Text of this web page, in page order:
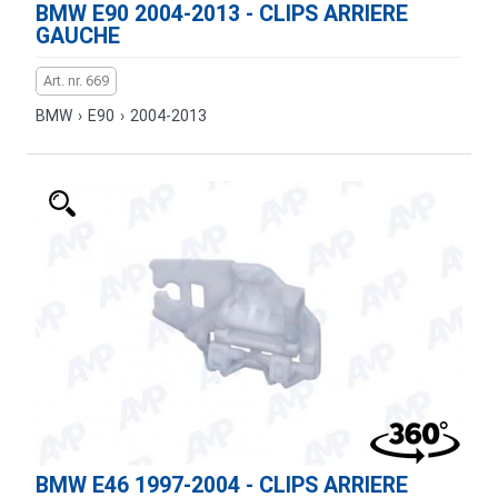
BMW E90 2004-2013 - CLIPS ARRIERE
GAUCHE
Art. nr. 669
BMW › E90 › 2004-2013
BMW E46 1997-2004 - CLIPS ARRIERE